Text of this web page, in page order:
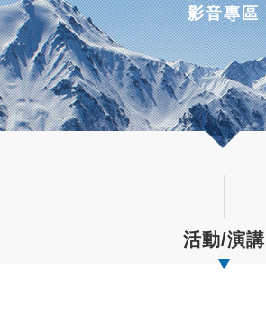
影音專區
活動/演講